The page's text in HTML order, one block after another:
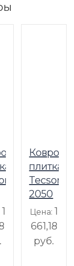
1
плитка
Tecsom
2050
Цена: 1
661,18
руб.